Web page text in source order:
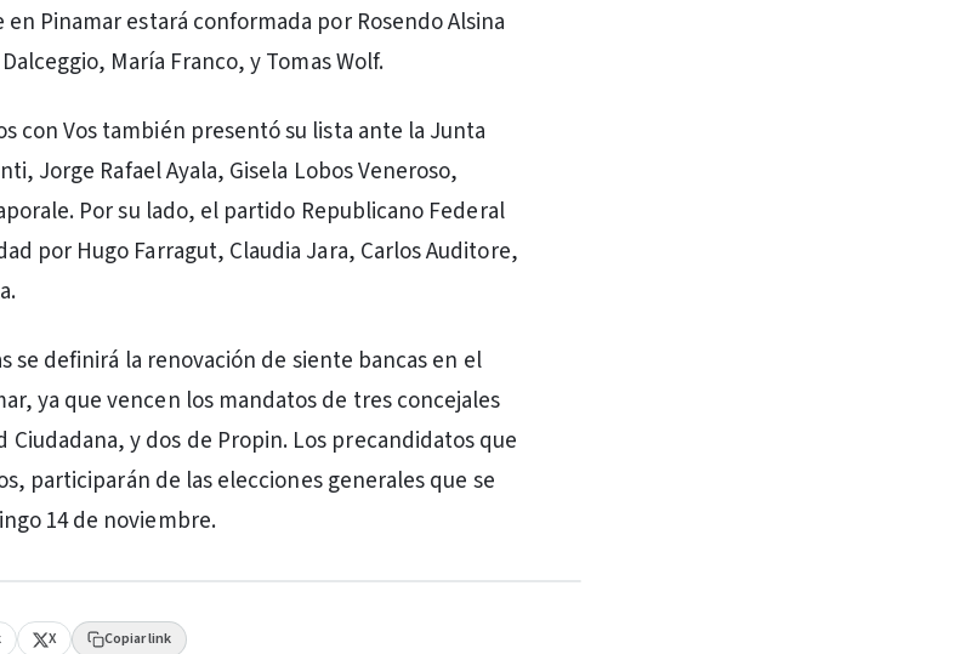
Pinamar estará conformada por Rosendo Alsina
María Franco, y Tomas Wolf.
con Vos también presentó su lista ante la Junta
Jorge Rafael Ayala, Gisela Lobos Veneroso,
Por su lado, el partido Republicano Federal
por Hugo Farragut, Claudia Jara, Carlos Auditore,
se definirá la renovación de siente bancas en el
ya que vencen los mandatos de tres concejales
Ciudadana, y dos de Propin. Los precandidatos que
participarán de las elecciones generales que se
14 de noviembre.
X Copiar link